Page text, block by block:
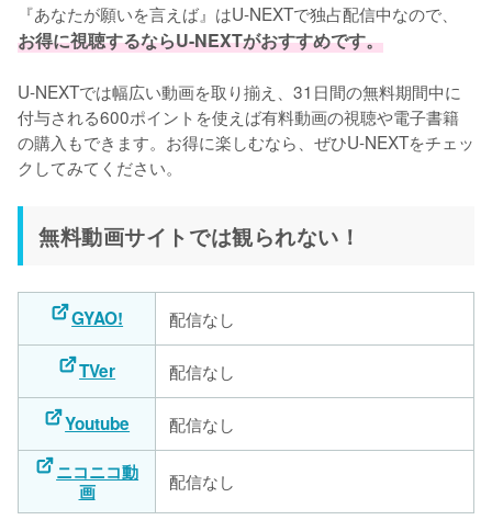
『あなたが願いを言えば』はU-NEXTで独占配信中なので、
お得に視聴するならU-NEXTがおすすめです。
U-NEXTでは幅広い動画を取り揃え、31日間の無料期間中に
付与される600ポイントを使えば有料動画の視聴や電子書籍
の購入もできます。お得に楽しむなら、ぜひU-NEXTをチェッ
クしてみてください。
無料動画サイトでは観られない！
GYAO! 配信なし
TVer 配信なし
Youtube
配信なし
ニコニコ動
画
配信なし